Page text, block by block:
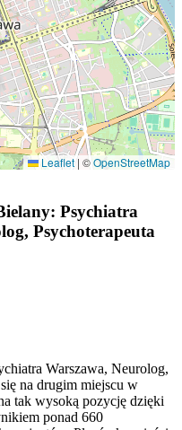
Leaflet | ©OpenStreetMap
Psychiatra
Psychoterapeuta
Warszawa, Neurolog,
na drugim miejscu w
tak wysoką pozycję dzięki
ponad 660